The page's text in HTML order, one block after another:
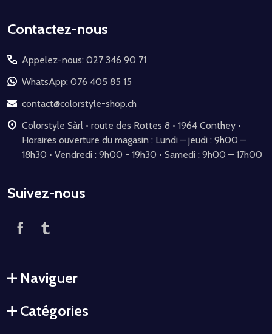
Début
pied
de
page
Contactez-nous
Appelez-nous: 027 346 90 71
WhatsApp: 076 405 85 15
contact@colorstyle-shop.ch
Colorstyle Sàrl • route des Rottes 8 • 1964 Conthey •
Horaires ouverture du magasin : Lundi – jeudi : 9h00 –
18h30 • Vendredi : 9h00 - 19h30 • Samedi : 9h00 – 17h00
Suivez-nous
Naviguer
Catégories